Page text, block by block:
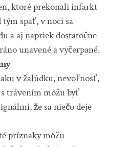
ktoré prekonali infarkt
spať, v noci sa
a aj napriek dostatočne
unavené a vyčerpané.
v žalúdku, nevoľnosť,
trávením môžu byť
že sa niečo deje
príznaky môžu